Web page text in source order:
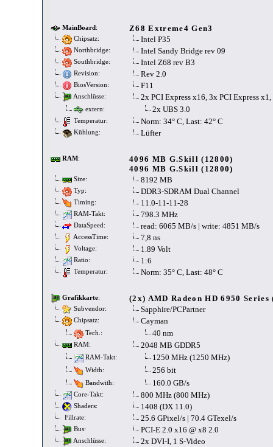
MainBoard: Z68 Extreme4 Gen3
Chipsatz: Intel P35
Northbridge: Intel Sandy Bridge rev 09
Southbridge: Intel Z68 rev B3
Revision: Rev 2.0
BiosVersion: F11
Anschlüsse: 2x PCI Express x16, 3x PCI Express
extern: 2x UBS 3.0
Temperatur: Norm: 34° C, Last: 42° C
Kühlung: Lüfter
RAM:
4096 MB G.Skill (12800)
4096 MB G.Skill (12800)
Size: 8192 MB
Typ: DDR3-SDRAM Dual Channel
Timing: 11.0-11-11-28
RAM-Takt: 798.3 MHz
DataSpeed: read: 6065 MB/s | write: 4851 MB/s
AccessTime: 7,8 ns
Voltage: 1.89 Volt
Ratio: 1:6
Temperatur: Norm: 35° C, Last: 48° C
Grafikkarte: (2x) AMD Radeon HD 6950
Subvendor: Sapphire/PCPartner
Chipsatz: Cayman
Tech.: 40 nm
RAM: 2048 MB GDDR5
RAM-Takt: 1250 MHz (1250 MHz)
Width: 256 bit
Bandwith: 160.0 GB/s
Core-Takt: 800 MHz (800 MHz)
Shaders: 1408 (DX 11.0)
Fillrate: 25.6 GPixel/s | 70.4 GTexel/s
Bus: PCI-E 2.0 x16 @ x8 2.0
Anschlüsse: 2x DVI-I, 1 S-Video